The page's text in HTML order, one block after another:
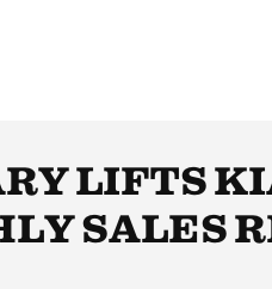
LIFTS
SALES